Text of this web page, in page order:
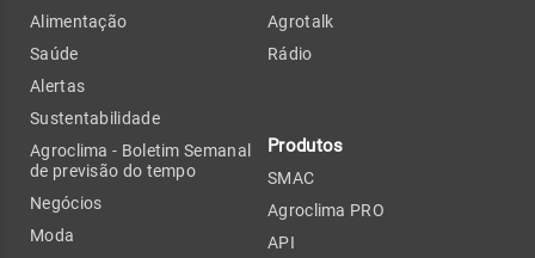
Alimentação
Saúde
Alertas
Sustentabilidade
Agroclima - Boletim Semanal
de previsão do tempo
Negócios
Moda
Agrotalk
Rádio
Produtos
SMAC
Agroclima PRO
API